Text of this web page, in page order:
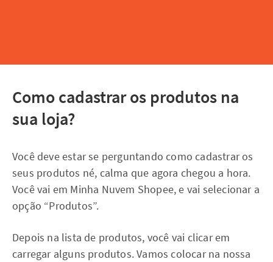
Como cadastrar os produtos na
sua loja?
Você deve estar se perguntando como cadastrar os
seus produtos né, calma que agora chegou a hora.
Você vai em Minha Nuvem Shopee, e vai selecionar a
opção “Produtos”.
Depois na lista de produtos, você vai clicar em
carregar alguns produtos. Vamos colocar na nossa